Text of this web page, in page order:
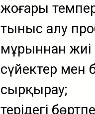
жоғары
тыныс алу
мұрыннан жиі
сүйектер мен
сырқырау;
терідегі